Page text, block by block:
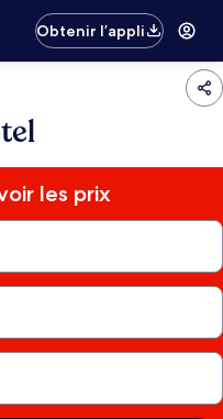
Obtenir l’appli
les prix